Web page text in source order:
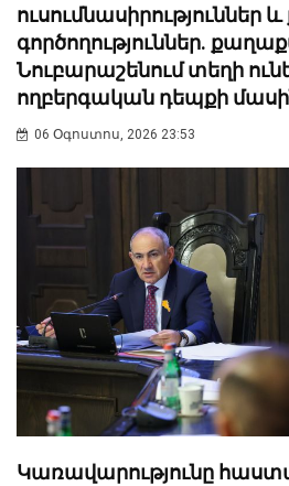
ուսումնասիրություններ
գործողություններ.
Նուբարաշենում տեղի
ողբերգական դեպքի
06 Օգոստոս, 2026 23:53
Կառավարությունը